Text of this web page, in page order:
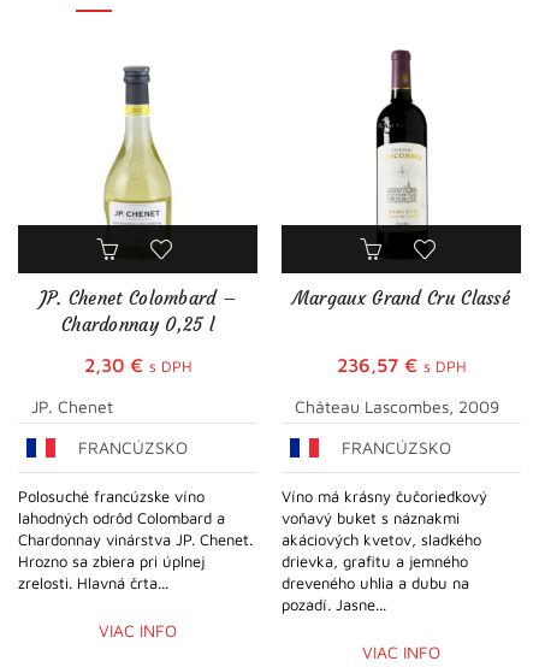
JP. Chenet Colombard –
Chardonnay 0,25 l
2,30 € s DPH
JP. Chenet
FRANCÚZSKO
Polosuché francúzske víno
lahodných odrôd Colombard a
Chardonnay vinárstva JP. Chenet.
Hrozno sa zbiera pri úplnej
zrelosti. Hlavná črta...
VIAC INFO
Margaux Grand Cru Classé
236,57 € s DPH
Château Lascombes, 2009
FRANCÚZSKO
Víno má krásny čučoriedkový
voňavý buket s náznakmi
akáciových kvetov, sladkého
drievka, grafitu a jemného
dreveného uhlia a dubu na
pozadí. Jasne...
VIAC INFO